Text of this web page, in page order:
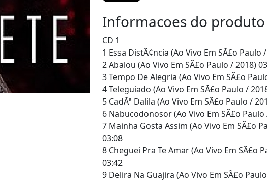
Informacoes do produto
CD 1
1 Essa DistÃ¢ncia (Ao Vivo Em SÃ£o Paulo
2 Abalou (Ao Vivo Em SÃ£o Paulo / 2018)
3 Tempo De Alegria (Ao Vivo Em SÃ£o
4 Teleguiado (Ao Vivo Em SÃ£o Paulo /
5 CadÃª Dalila (Ao Vivo Em SÃ£o Paulo /
6 Nabucodonosor (Ao Vivo Em SÃ£o Paulo
7 Mainha Gosta Assim (Ao Vivo Em SÃ£o
03:08
8 Cheguei Pra Te Amar (Ao Vivo Em SÃ£o
03:42
9 Delira Na Guajira (Ao Vivo Em SÃ£o